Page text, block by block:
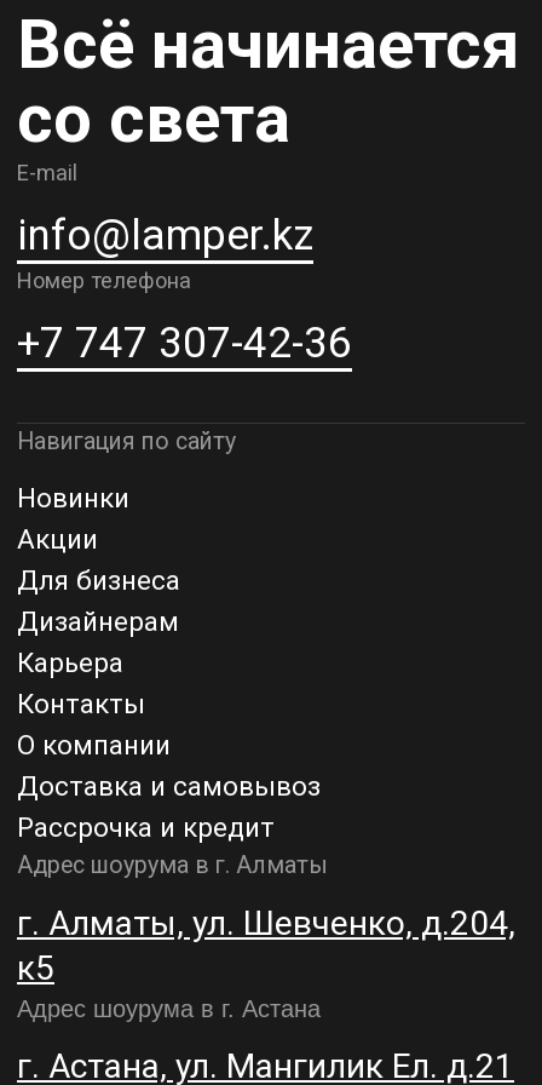
Контакты
О компании
Рассрочка и кредит
к5
Адрес шоурума в г. Астана
г. Астана, ул. Мангилик Ел. д.21
Благодарим за внимание к Lamper.kz.
До встречи в ваших будущих
Политика конфиденциальности